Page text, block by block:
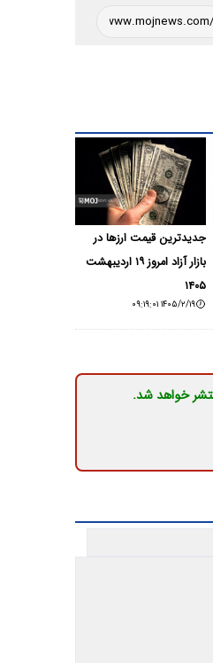
جدیدترین قیمت ارزها در
بازار آزاد امروز ۱۹ اردیبهشت
۱۴۰۵
۱۴۰۵/۲/۱۹ ۰۹:۱۹:۰۱
خواهد شد.